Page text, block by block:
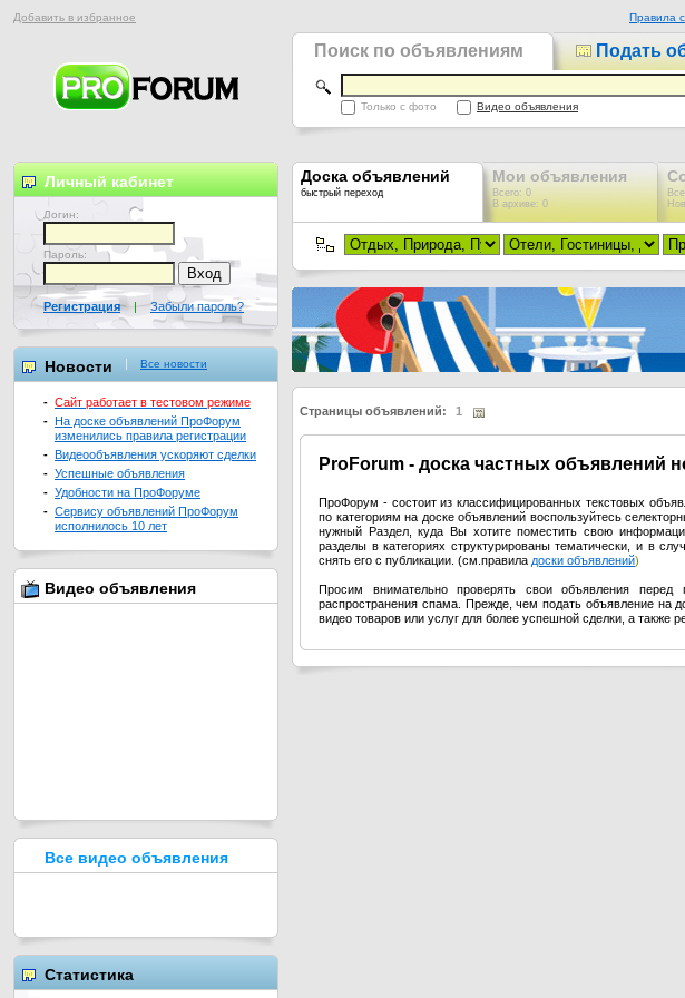
Добавить в избранное Правила
Поиск по объявлениям Подать
Только с фото Видео объявления
Доска объявлений
быстрый переход
Мои объявления
Всего: 0
В архиве: 0
Страницы объявлений: 1
ProForum - доска частных объявлений
ПроФорум - состоит из классифицированных текстовых
по категориям на доске объявлений воспользуйтесь
нужный Раздел, куда Вы хотите поместить свою
разделы в категориях структурированы тематически, и в
снять его с публикации. (см.правила доски объявлений)
Просим внимательно проверять свои объявления
распространения спама. Прежде, чем подать объявление на
видео товаров или услуг для более успешной сделки, а также
Личный кабинет
Логин:
Пароль:
Регистрация | Забыли пароль?
Новости Все новости
- Сайт работает в тестовом режиме
- На доске объявлений ПроФорум
изменились правила регистрации
- Видеообъявления ускоряют сделки
- Успешные объявления
- Удобности на ПроФоруме
- Сервису объявлений ПроФорум
исполнилось 10 лет
Видео объявления
Все видео объявления
Статистика